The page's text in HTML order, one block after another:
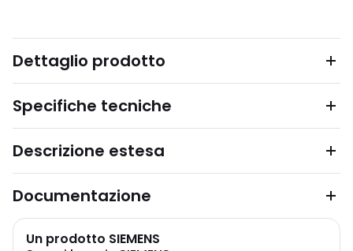
Dettaglio prodotto
Specifiche tecniche
Descrizione estesa
Documentazione
Un prodotto SIEMENS